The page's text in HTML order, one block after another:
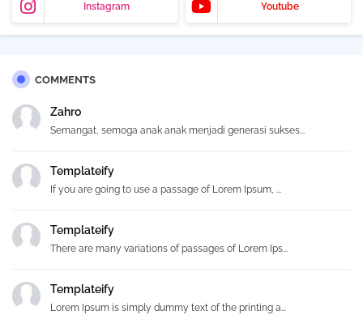
Instagram Youtube
COMMENTS
Zahro
Semangat, semoga anak anak menjadi generasi sukses...
Templateify
If you are going to use a passage of Lorem Ipsum, ...
Templateify
There are many variations of passages of Lorem Ips...
Templateify
Lorem Ipsum is simply dummy text of the printing a...